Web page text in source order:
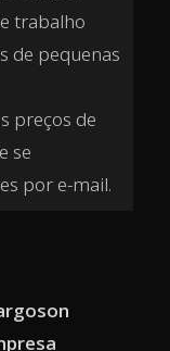
trabalho
de pequenas
preços de
se
por e-mail.